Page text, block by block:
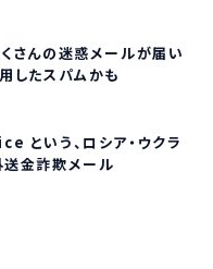
さんの迷惑メールが届い
したスパムかも
いう、ロシア・ウクラ
金詐欺メール